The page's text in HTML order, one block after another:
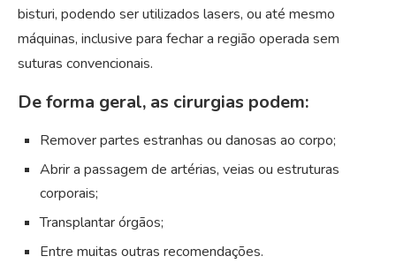
bisturi, podendo ser utilizados lasers, ou até mesmo
máquinas, inclusive para fechar a região operada sem
suturas convencionais.
De forma geral, as cirurgias podem:
Remover partes estranhas ou danosas ao corpo;
Abrir a passagem de artérias, veias ou estruturas
corporais;
Transplantar órgãos;
Entre muitas outras recomendações.